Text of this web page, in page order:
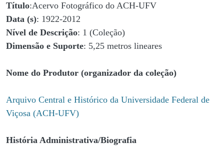
Título:Acervo Fotográfico do ACH-UFV
Data (s): 1922-2012
Nível de Descrição: 1 (Coleção)
Dimensão e Suporte: 5,25 metros lineares
Nome do Produtor (organizador da coleção)
Arquivo Central e Histórico da Universidade Federal de
Viçosa (ACH-UFV)
História Administrativa/Biografia